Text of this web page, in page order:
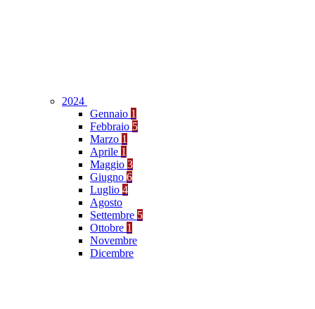
2024
Gennaio 1
Febbraio 5
Marzo 1
Aprile 1
Maggio 3
Giugno 6
Luglio 4
Agosto
Settembre 5
Ottobre 1
Novembre
Dicembre